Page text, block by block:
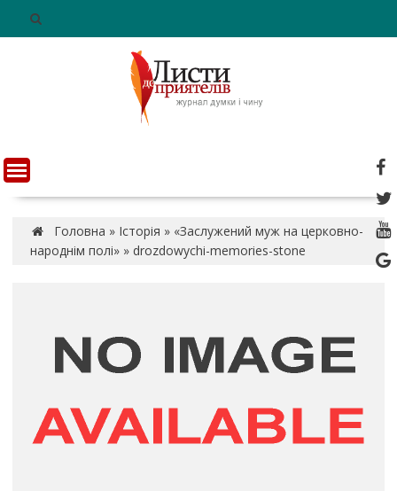
n
t
Головна » Історія » «Заслужений муж на церковно-
народнім полі» » drozdowychi-memories-stone